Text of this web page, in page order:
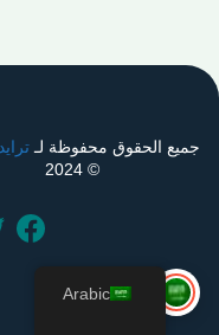
جميع الحقوق محفوظة لـ
© 2024
Arabic